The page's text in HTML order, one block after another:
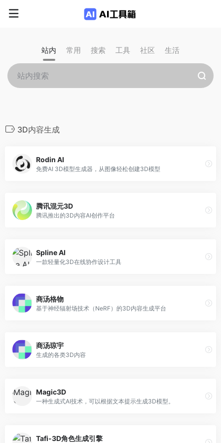
站内 常用 搜索 工具 社区 生活
3D内容生成
Rodin AI
免费AI 3D模型生成器，从图像轻松创建3D模型
腾讯混元3D
腾讯推出的3D内容AI创作平台
Spline AI
一款轻量化3D在线协作设计工具
商汤格物
基于神经辐射场技术（NeRF）的3D内容生成平台
商汤琼宇
生成的各类3D内容
Magic3D
一种生成式AI技术，可以根据文本提示生成3D模型。
Tafi-3D角色生成引擎